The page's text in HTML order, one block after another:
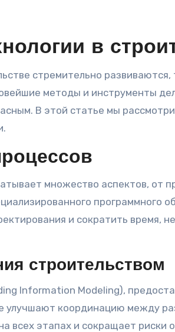
в
методы и инструменты
В этой статье мы
множество аспектов, от
программного
и сократить время,
строительством
Information Modeling),
улучшают координацию между
всех этапах и сокращает риски